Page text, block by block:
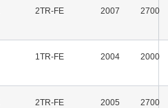
2TR-FE 2007 2700
1TR-FE 2004 2000
2TR-FE 2005 2700